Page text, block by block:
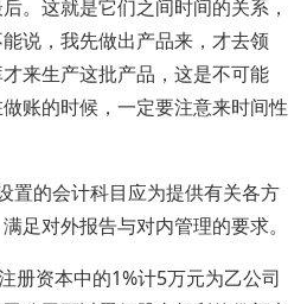
。这就是它们之间时间的关系，
说，我先做出产品来，才去领
来生产这批产品，这是不可能
账的时候，一定要注意来时间性
置的会计科目应为提供有关各方
足对外报告与对内管理的要求。
册资本中的1%计5万元为乙公司